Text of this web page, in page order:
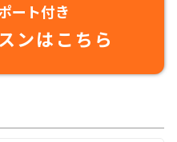
ート付き
ンはこちら